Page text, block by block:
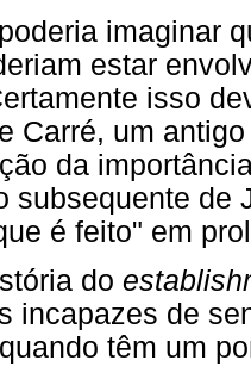
imaginar
estar
isso
Carré, um
da
subsequente de
é feito" em
do
incapazes de
têm um